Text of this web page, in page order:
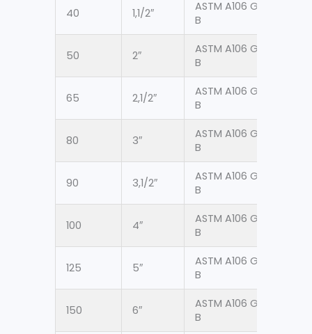
40 1,1/2″
ASTM A106 Gr.
B
50 2″
ASTM A106 Gr.
B
65 2,1/2″
ASTM A106 Gr.
B
80 3″
ASTM A106 Gr.
B
90 3,1/2″
ASTM A106 Gr.
B
100 4″
ASTM A106 Gr.
B
125 5″
ASTM A106 Gr.
B
150 6″
ASTM A106 Gr.
B